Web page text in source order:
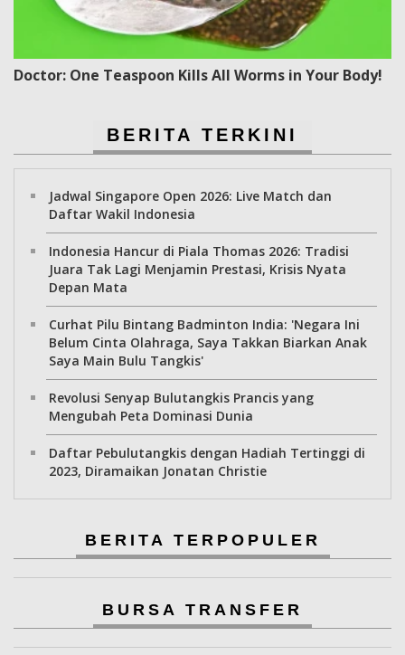
Doctor: One Teaspoon Kills All Worms in Your Body!
BERITA TERKINI
Jadwal Singapore Open 2026: Live Match dan
Daftar Wakil Indonesia
Indonesia Hancur di Piala Thomas 2026: Tradisi
Juara Tak Lagi Menjamin Prestasi, Krisis Nyata
Depan Mata
Curhat Pilu Bintang Badminton India: 'Negara Ini
Belum Cinta Olahraga, Saya Takkan Biarkan Anak
Saya Main Bulu Tangkis'
Revolusi Senyap Bulutangkis Prancis yang
Mengubah Peta Dominasi Dunia
Daftar Pebulutangkis dengan Hadiah Tertinggi di
2023, Diramaikan Jonatan Christie
BERITA TERPOPULER
BURSA TRANSFER